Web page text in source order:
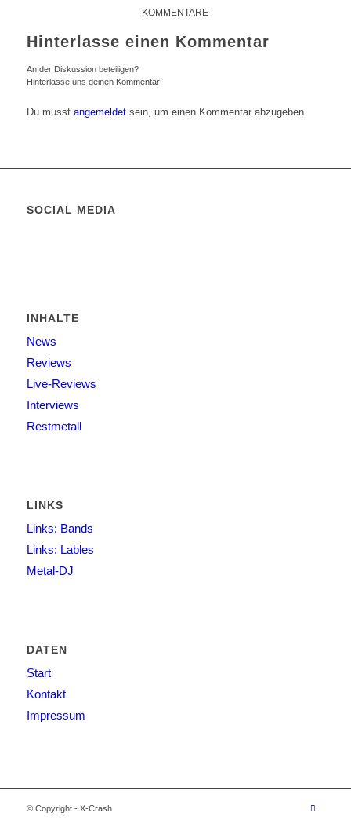
KOMMENTARE
Hinterlasse einen Kommentar
An der Diskussion beteiligen?
Hinterlasse uns deinen Kommentar!
Du musst angemeldetsein, um einen Kommentar abzugeben.
SOCIAL MEDIA
INHALTE
News
Reviews
Live-Reviews
Interviews
Restmetall
LINKS
Links: Bands
Links: Lables
Metal-DJ
DATEN
Start
Kontakt
Impressum
© Copyright - X-Crash